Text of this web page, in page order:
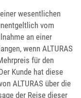
wesentlichen
vom
an einer
wenn ALTURAS
für den
Kunde hat diese
ALTURAS über die
der Reise dieser